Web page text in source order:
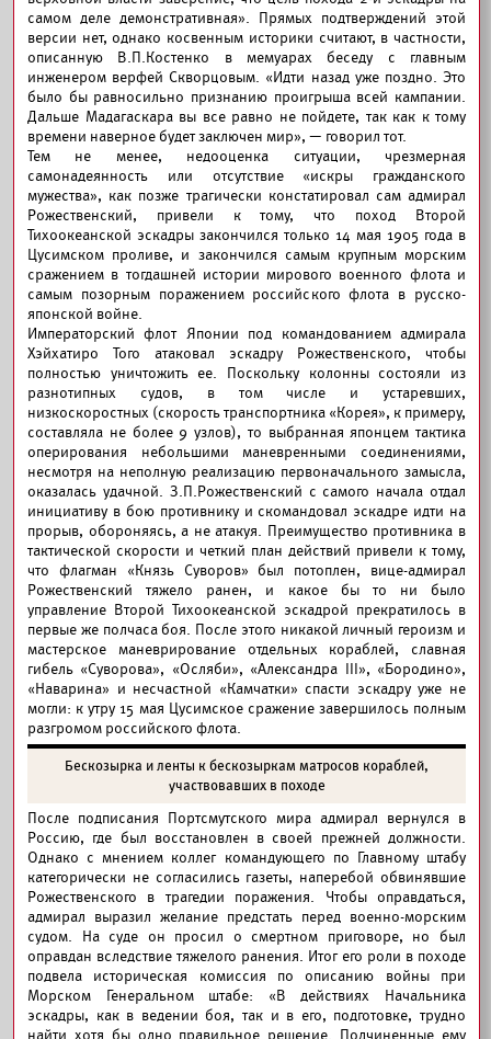
самом деле демонстративная». Прямых подтверждений этой
версии нет, однако косвенным историки считают, в частности,
описанную В.П.Костенко в мемуарах беседу с главным
инженером верфей Скворцовым. «Идти назад уже поздно. Это
было бы равносильно признанию проигрыша всей кампании.
Дальше Мадагаскара вы все равно не пойдете, так как к тому
времени наверное будет заключен мир», — говорил тот.
Тем не менее, недооценка ситуации, чрезмерная
самонадеянность или отсутствие «искры гражданского
мужества», как позже трагически констатировал сам адмирал
Рожественский, привели к тому, что поход Второй
Тихоокеанской эскадры закончился только 14 мая 1905 года в
Цусимском проливе, и закончился самым крупным морским
сражением в тогдашней истории мирового военного флота и
самым позорным поражением российского флота в русско-
японской войне.
Императорский флот Японии под командованием адмирала
Хэйхатиро Того атаковал эскадру Рожественского, чтобы
полностью уничтожить ее. Поскольку колонны состояли из
разнотипных судов, в том числе и устаревших,
низкоскоростных (скорость транспортника «Корея», к примеру,
составляла не более 9 узлов), то выбранная японцем тактика
оперирования небольшими маневренными соединениями,
несмотря на неполную реализацию первоначального замысла,
оказалась удачной. З.П.Рожественский с самого начала отдал
инициативу в бою противнику и скомандовал эскадре идти на
прорыв, обороняясь, а не атакуя. Преимущество противника в
тактической скорости и четкий план действий привели к тому,
что флагман «Князь Суворов» был потоплен, вице-адмирал
Рожественский тяжело ранен, и какое бы то ни было
управление Второй Тихоокеанской эскадрой прекратилось в
первые же полчаса боя. После этого никакой личный героизм и
мастерское маневрирование отдельных кораблей, славная
гибель «Суворова», «Осляби», «Александра III», «Бородино»,
«Наварина» и несчастной «Камчатки» спасти эскадру уже не
могли: к утру 15 мая Цусимское сражение завершилось полным
разгромом российского флота.
Бескозырка и ленты к бескозыркам матросов кораблей,
участвовавших в походе
После подписания Портсмутского мира адмирал вернулся в
Россию, где был восстановлен в своей прежней должности.
Однако с мнением коллег командующего по Главному штабу
категорически не согласились газеты, наперебой обвинявшие
Рожественского в трагедии поражения. Чтобы оправдаться,
адмирал выразил желание предстать перед военно-морским
судом. На суде он просил о смертном приговоре, но был
оправдан вследствие тяжелого ранения. Итог его роли в походе
подвела историческая комиссия по описанию войны при
Морском Генеральном штабе: «В действиях Начальника
эскадры, как в ведении боя, так и в его, подготовке, трудно
найти хотя бы одно правильное решение. Подчиненные ему